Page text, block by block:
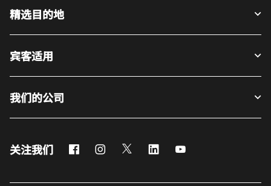
精选目的地
宾客适用
我们的公司
关注我们 FacebookInstagram
Twitter LinkedIn